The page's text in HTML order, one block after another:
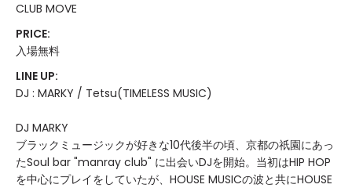
CLUB MOVE
PRICE:
入場無料
LINE UP:
DJ : MARKY / Tetsu(TIMELESS MUSIC)
DJ MARKY
ブラックミュージックが好きな10代後半の頃、京都の祇園にあっ
たSoul bar "manray club" に出会いDJを開始。当初はHIP HOP
を中心にプレイをしていたが、HOUSE MUSICの波と共にHOUSE